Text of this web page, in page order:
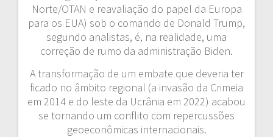
Norte/OTAN e reavaliação do papel da Europa
para os EUA) sob o comando de Donald Trump,
segundo analistas, é, na realidade, uma
correção de rumo da administração Biden.
A transformação de um embate que deveria ter
ficado no âmbito regional (a invasão da Crimeia
em 2014 e do leste da Ucrânia em 2022) acabou
se tornando um conflito com repercussões
geoeconômicas internacionais.